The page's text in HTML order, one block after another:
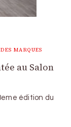
MARQUES
au Salon
édition du